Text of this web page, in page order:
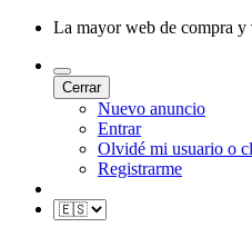
La mayor web de compra y
Cerrar
Nuevo anuncio
Entrar
Olvidé mi usuario o
Registrarme